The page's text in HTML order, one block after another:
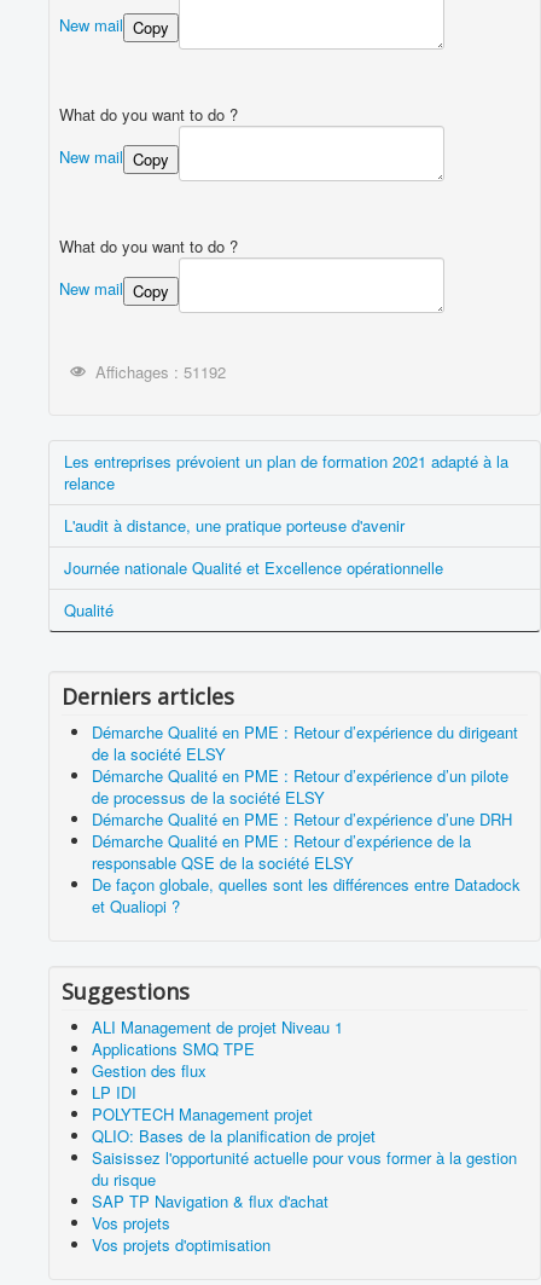
New mail Copy
What do you want to do ?
New mail Copy
What do you want to do ?
New mail Copy
Affichages : 51192
Les entreprises prévoient un plan de formation 2021 adapté à la
relance
L'audit à distance, une pratique porteuse d'avenir
Journée nationale Qualité et Excellence opérationnelle
Qualité
Derniers articles
Démarche Qualité en PME : Retour d’expérience du dirigeant
de la société ELSY
Démarche Qualité en PME : Retour d’expérience d’un pilote
de processus de la société ELSY
Démarche Qualité en PME : Retour d’expérience d’une DRH
Démarche Qualité en PME : Retour d’expérience de la
responsable QSE de la société ELSY
De façon globale, quelles sont les différences entre Datadock
et Qualiopi ?
Suggestions
ALI Management de projet Niveau 1
Applications SMQ TPE
Gestion des flux
LP IDI
POLYTECH Management projet
QLIO: Bases de la planification de projet
Saisissez l'opportunité actuelle pour vous former à la gestion
du risque
SAP TP Navigation & flux d'achat
Vos projets
Vos projets d'optimisation